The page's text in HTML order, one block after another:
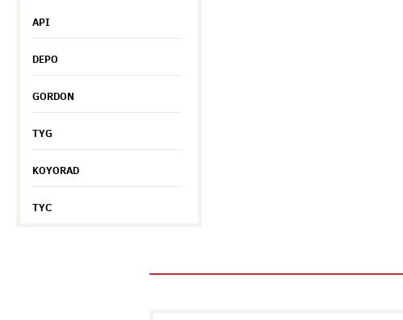
API
DEPO
GORDON
TYG
KOYORAD
TYC